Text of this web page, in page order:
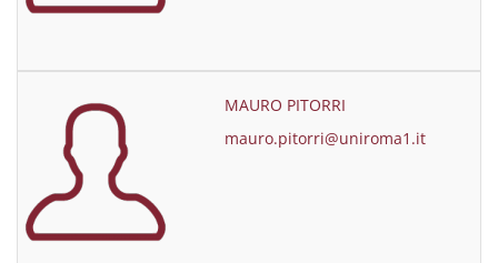
MAURO PITORRI
mauro.pitorri@uniroma1.it